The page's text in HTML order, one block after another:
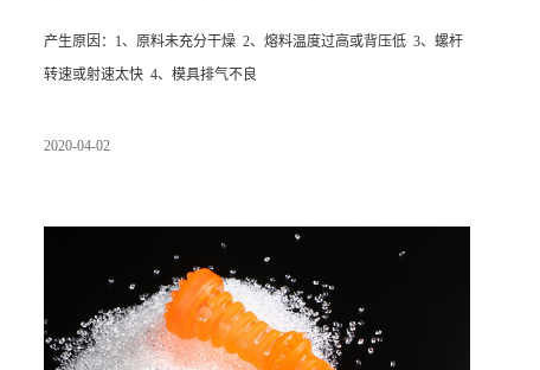
产生原因：1、原料未充分干燥 2、熔料温度过高或背压低 3、螺杆
转速或射速太快 4、模具排气不良
2020-04-02